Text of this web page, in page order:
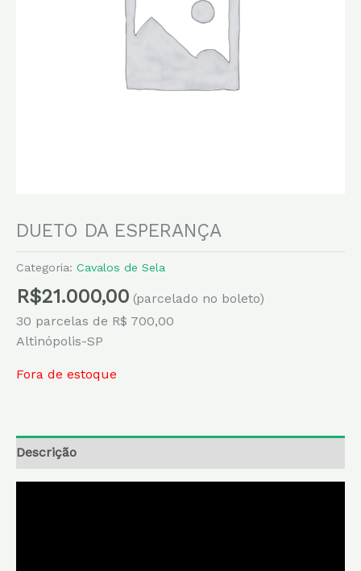
DUETO DA ESPERANÇA
Categoria: Cavalos de Sela
R$21.000,00 (parcelado no boleto)
30 parcelas de R$ 700,00
Altinópolis-SP
Fora de estoque
Descrição